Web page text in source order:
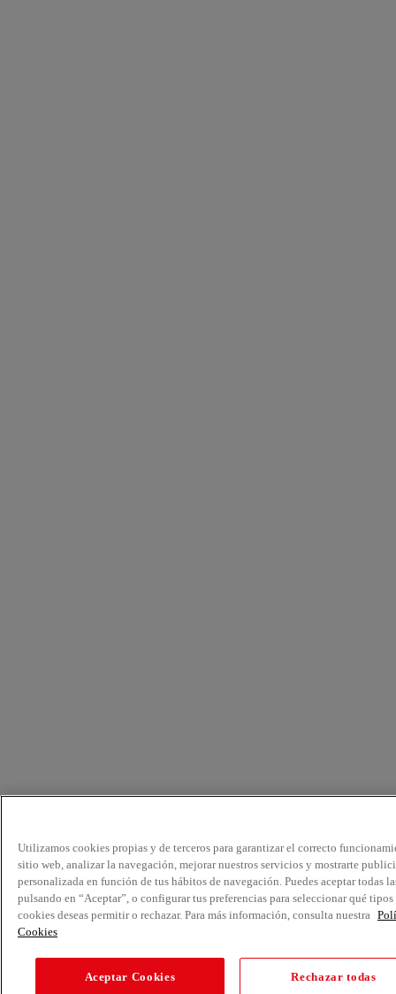
Utilizamos cookies propias y de terceros para garantizar el correcto
sitio web, analizar la navegación, mejorar nuestros servicios y mostrarte
personalizada en función de tus hábitos de navegación. Puedes aceptar todas
pulsando en “Aceptar”, o configurar tus preferencias para seleccionar qué tipos
cookies deseas permitir o rechazar. Para más información, consulta nuestra
Cookies
Aceptar Cookies Rechazar todas